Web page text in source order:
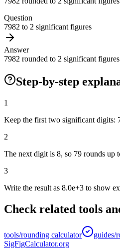
Question
7982 to 2 significant figures
Answer
7982 rounded to 2 significant
Step-by-step
1
Keep the first two significant digits:
2
The next digit is 8, so 79 rounds up
3
Write the result as 8.0e+3 to show
Check related tools
tools/rounding calculator guides/
SigFigCalculator.org